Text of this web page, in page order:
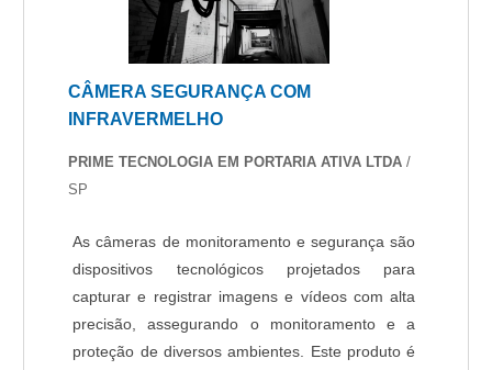
CÂMERA SEGURANÇA COM
INFRAVERMELHO
PRIME TECNOLOGIA EM PORTARIA ATIVA LTDA /
SP
As câmeras de monitoramento e segurança são
dispositivos tecnológicos projetados para
capturar e registrar imagens e vídeos com alta
precisão, assegurando o monitoramento e a
proteção de diversos ambientes. Este produto é